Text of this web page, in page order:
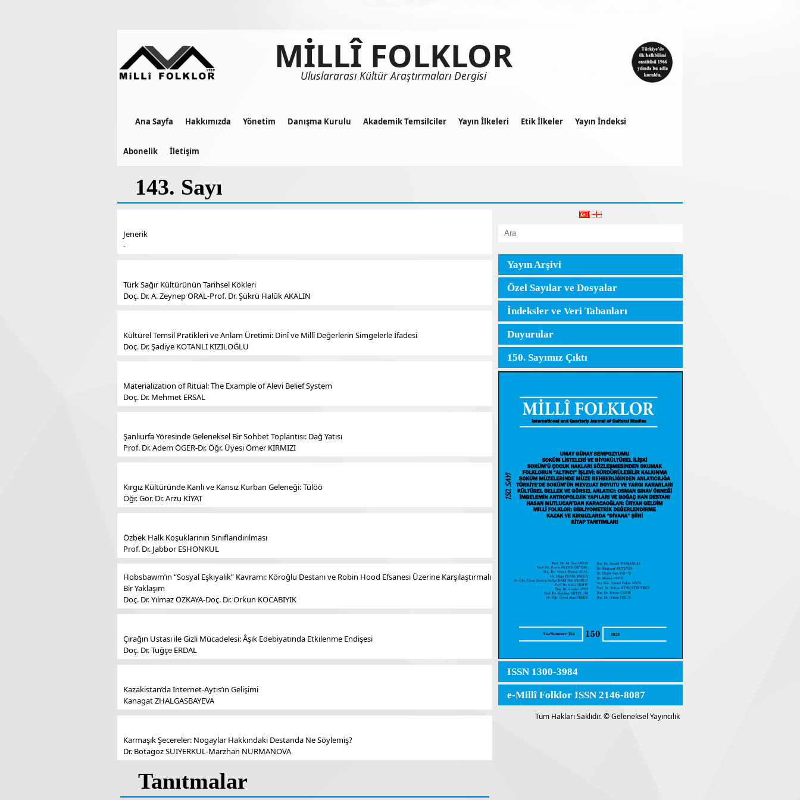
MİLLÎ FOLKLOR
Uluslararası Kültür Araştırmaları Dergisi
Ana Sayfa Hakkımızda Yönetim Danışma Kurulu Akademik Temsilciler Yayın İlkeleri Etik İlkeler Yayın İndeksi
Abonelik İletişim
143. Sayı
Jenerik
-
Türk Sağır Kültürünün Tarihsel Kökleri
Doç. Dr. A. Zeynep ORAL-Prof. Dr. Şükrü Halûk AKALIN
Kültürel Temsil Pratikleri ve Anlam Üretimi: Dinî ve Millî Değerlerin Simgelerle İfadesi
Doç. Dr. Şadiye KOTANLI KIZILOĞLU
Materialization of Ritual: The Example of Alevi Belief System
Doç. Dr. Mehmet ERSAL
Şanlıurfa Yöresinde Geleneksel Bir Sohbet Toplantısı: Dağ Yatısı
Prof. Dr. Adem ÖGER-Dr. Öğr. Üyesi Ömer KIRMIZI
Kırgız Kültüründe Kanlı ve Kansız Kurban Geleneği: Tülöö
Öğr. Gör. Dr. Arzu KİYAT
Özbek Halk Koşuklarının Sınıflandırılması
Prof. Dr. Jabbor ESHONKUL
Hobsbawm’ın “Sosyal Eşkıyalık” Kavramı: Köroğlu Destanı ve Robin Hood Efsanesi Üzerine Karşılaştırmalı
Bir Yaklaşım
Doç. Dr. Yılmaz ÖZKAYA-Doç. Dr. Orkun KOCABIYIK
Çırağın Ustası ile Gizli Mücadelesi: Âşık Edebiyatında Etkilenme Endişesi
Doç. Dr. Tuğçe ERDAL
Kazakistan’da İnternet-Aytıs’ın Gelişimi
Kanagat ZHALGASBAYEVA
Karmaşık Şecereler: Nogaylar Hakkındaki Destanda Ne Söylemiş?
Dr. Botagoz SUIYERKUL-Marzhan NURMANOVA
Tanıtmalar
Yayın Arşivi
Özel Sayılar ve Dosyalar
İndeksler ve Veri Tabanları
Duyurular
150. Sayımız Çıktı
ISSN 1300-3984
e-Millî Folklor ISSN 2146-8087
Tüm Hakları Saklıdır. © Geleneksel Yayıncılık